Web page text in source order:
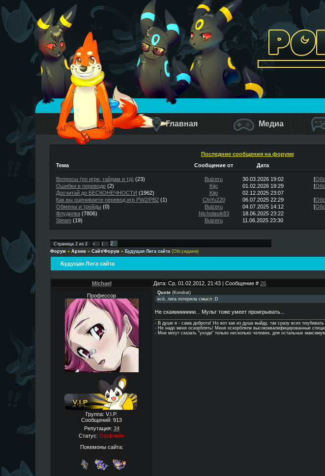
Главная Медиа
Последние сообщения на форуме
Тема
Сообщение от Дата
Вопросы (по игре, гайдам и тд) (23) Buizeru 30.03.2026 19:02 [
Ошибки в переводе (2) Kijo 01.02.2026 19:29 [
Досчитай до БЕСКОНЕЧНОСТИ (1962) Kijo 02.12.2025 23:07
Как вы оцениваете перевод игр PW2/PB2 (1) ChiYu220 06.07.2025 22:29 [
Обмены и трейды (0) Buizeru 04.07.2025 14:12 [
Флудилка (7806) Nicholasik83 18.06.2025 23:22
Steam (19) Buizeru 11.06.2025 23:30
Страница 2 из 2 « 1 2
Форум » Архив » Сайт/Форум » Будущая Лига сайта (Обсуждаем)
Будущая Лига сайта
Michael Дата: Ср, 01.02.2012, 21:43 | Сообщение # 26
Профессор
Группа: V.I.P.
Сообщений: 913
Репутация: 34
Статус: Оффлайн
Покемоны сайта:
Quote (Kondrat)
всё, лига потеряла смысл :D
Не скажиииииии... Мульт тоже умеет проигрывать...
- В душе я - сама доброта! Но вот как из душа выйду, так сразу всех поубивать
- Hе надо меня оскорблять! Меня оскорбляли высококвалифицированные
- Мне могут сказать "уходи" только несколько человек, для остальных